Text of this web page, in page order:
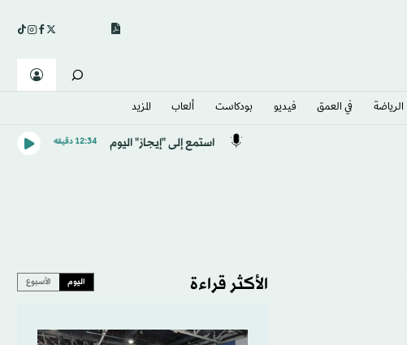
الرياضة في العمق فيديو بودكاست ألعاب المزيد
استمع إلى "إيجاز" اليوم 12:34 دقيقه
الأكثر قراءة اليوم الأسبوع